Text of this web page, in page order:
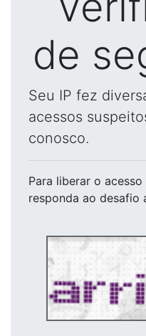
de
Seu IP fez
acessos
conosco.
Para liberar o acesso
responda ao desafio